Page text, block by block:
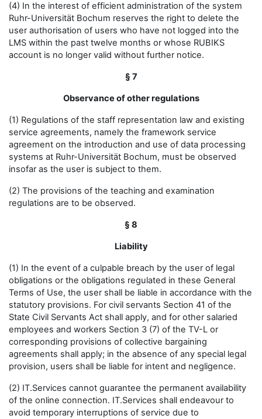
(4) In the interest of efficient administration of the system
Ruhr-Universität Bochum reserves the right to delete the
user authorisation of users who have not logged into the
LMS within the past twelve months or whose RUBIKS
account is no longer valid without further notice.
§ 7
Observance of other regulations
(1) Regulations of the staff representation law and existing
service agreements, namely the framework service
agreement on the introduction and use of data processing
systems at Ruhr-Universität Bochum, must be observed
insofar as the user is subject to them.
(2) The provisions of the teaching and examination
regulations are to be observed.
§ 8
Liability
(1) In the event of a culpable breach by the user of legal
obligations or the obligations regulated in these General
Terms of Use, the user shall be liable in accordance with the
statutory provisions. For civil servants Section 41 of the
State Civil Servants Act shall apply, and for other salaried
employees and workers Section 3 (7) of the TV-L or
corresponding provisions of collective bargaining
agreements shall apply; in the absence of any special legal
provision, users shall be liable for intent and negligence.
(2) IT.Services cannot guarantee the permanent availability
of the online connection. IT.Services shall endeavour to
avoid temporary interruptions of service due to